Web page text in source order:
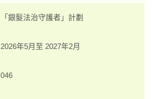
「銀髮法治守護者」計劃
2026年5月至 2027年2月
046